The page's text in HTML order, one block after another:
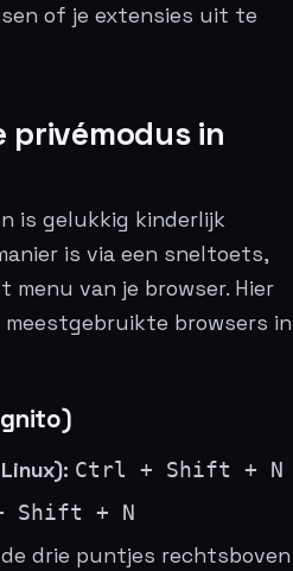
of je extensies uit te
privémodus in
is gelukkig kinderlijk
is via een sneltoets,
menu van je browser. Hier
browsers in
Ctrl + Shift + N
Shift + N
drie puntjes rechtsboven